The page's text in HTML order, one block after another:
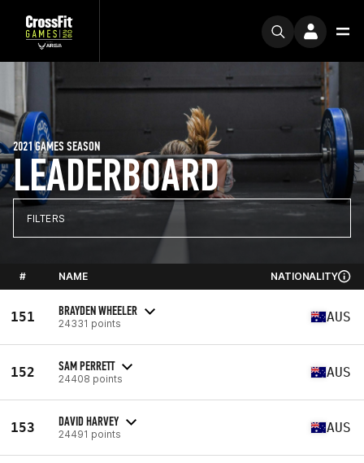
LEADERBOARD
2021 GAMES SEASON
FILTERS
# NAME NATIONALITY
151 BRAYDEN WHEELER
24331 points AUS
152 SAM PERRETT
24408 points AUS
153 DAVID HARVEY
24491 points AUS